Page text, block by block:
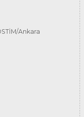
Ankara